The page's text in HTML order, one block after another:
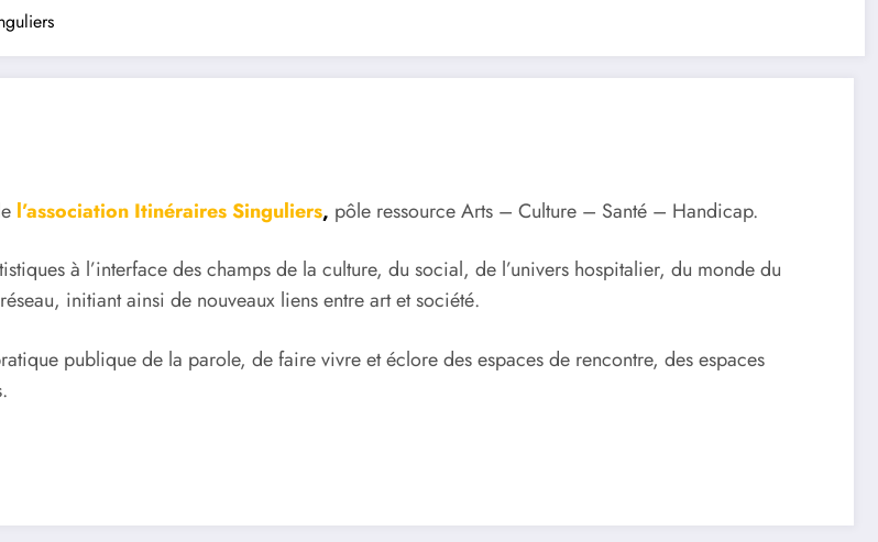
l’association Itinéraires Singuliers, pôle ressource Arts – Culture – Santé – Handicap.
à l’interface des champs de la culture, du social, de l’univers hospitalier, du monde du
initiant ainsi de nouveaux liens entre art et société.
publique de la parole, de faire vivre et éclore des espaces de rencontre, des espaces